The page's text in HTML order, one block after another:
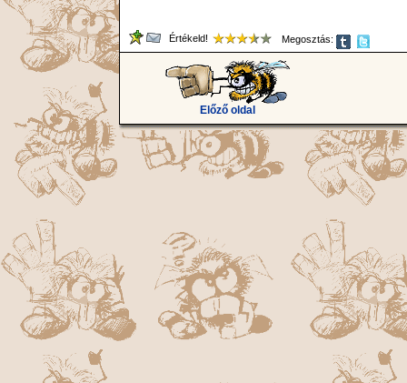
Értékeld! Megosztás:
Előző oldal